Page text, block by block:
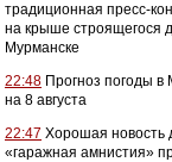
традиционная пресс-
на крыше строящегося
Мурманске
22:48 Прогноз погоды в
на 8 августа
22:47 Хорошая новость
«гаражная амнистия»